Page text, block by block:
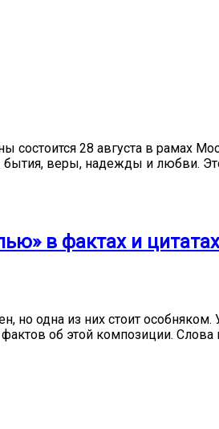
состоится 28 августа в рамах
бытия, веры, надежды и любви.
в фактах и цитатах
но одна из них стоит особняком.
об этой композиции.